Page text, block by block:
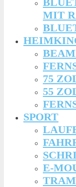
MIT
75
55
SPORT
E-